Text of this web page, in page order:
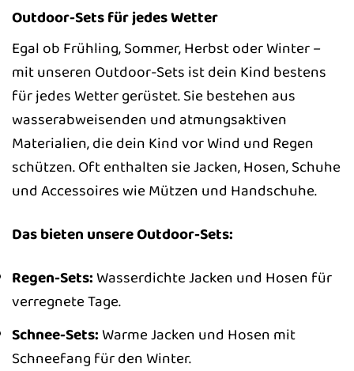
Outdoor-Sets für jedes Wetter
Egal ob Frühling, Sommer, Herbst oder Winter –
mit unseren Outdoor-Sets ist dein Kind bestens
für jedes Wetter gerüstet. Sie bestehen aus
wasserabweisenden und atmungsaktiven
Materialien, die dein Kind vor Wind und Regen
schützen. Oft enthalten sie Jacken, Hosen, Schuhe
und Accessoires wie Mützen und Handschuhe.
Das bieten unsere Outdoor-Sets:
Regen-Sets:Wasserdichte Jacken und Hosen für
verregnete Tage.
Schnee-Sets:Warme Jacken und Hosen mit
Schneefang für den Winter.